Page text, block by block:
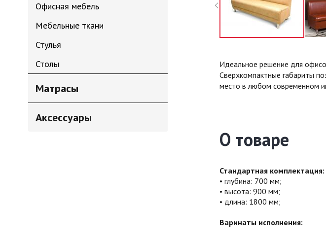
Офисная мебель
Мебельные ткани
Стулья
Столы
Матрасы
Аксессуары
Идеальное решение для
Сверхкомпактные габариты
место в любом современном
О товаре
Стандартная комплектация:
глубина: 700 мм;
высота: 900 мм;
длина: 1800 мм;
Варинаты исполнения: